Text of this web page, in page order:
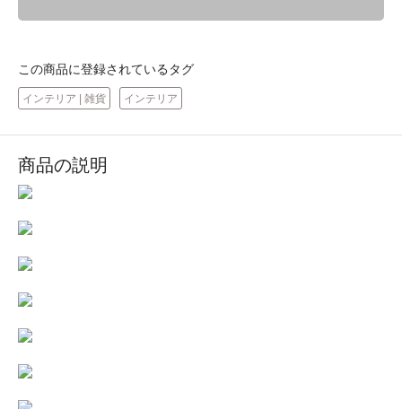
この商品に登録されているタグ
インテリア | 雑貨 インテリア
商品の説明